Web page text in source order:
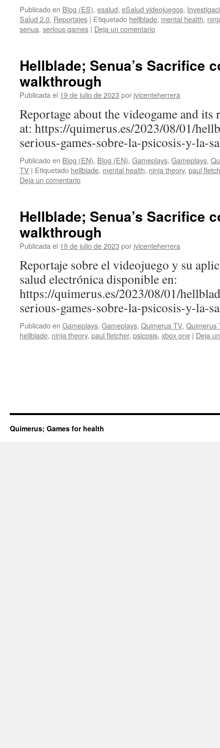
Publicado en Blog (ES), esalud, eSalud videojuegos,
Salud 2.0, Reportajes | Etiquetado hellblade, mental health,
senua, serious games | Deja un comentario
Hellblade; Senua’s Sacrifice
walkthrough
Publicada el 19 de julio de 2023 por jvicenteherrera
Reportage about the videogame and its
at: https://quimerus.es/2023/08/01/
serious-games-sobre-la-psicosis-y-la-
Publicado en Blog (EN), Blog (EN), Gameplays, Gameplays,
TV | Etiquetado hellblade, mental health, ninja theory, paul
Deja un comentario
Hellblade; Senua’s Sacrifice
walkthrough
Publicada el 19 de julio de 2023 por jvicenteherrera
Reportaje sobre el videojuego y su
salud electrónica disponible en:
https://quimerus.es/2023/08/01/
serious-games-sobre-la-psicosis-y-la-
Publicado en Gameplays, Gameplays, Quimerus TV, Quimerus
hellblade, ninja theory, paul fletcher, psicosis, xbox one | Deja
Quimerus; Games for health